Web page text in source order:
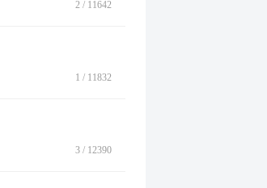
2 / 11642
1 / 11832
3 / 12390